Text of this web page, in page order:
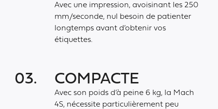
Avec une impression, avoisinant les 250
mm/seconde, nul besoin de patienter
longtemps avant d’obtenir vos
étiquettes.
03. COMPACTE
Avec son poids d’à peine 6 kg, la Mach
4S, nécessite particulièrement peu